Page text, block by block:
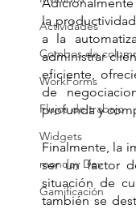
Actividades
Combos de
WorkForms
Flujos de trabajo
Widgets
monday Dev
Gamificación
la
a la
administrar
eficiente,
de
profunda y
Finalmente, la
ser un factor
situación de
también se